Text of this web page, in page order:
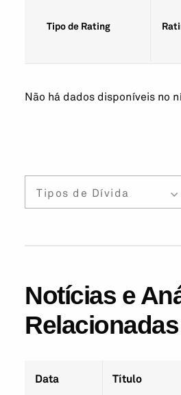
Tipo de Rating
Não há dados disponíveis no
Tipos de Dívida
Notícias e
Relacionadas
Data Título